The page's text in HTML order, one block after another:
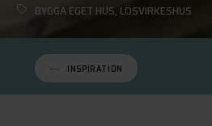
BYGGA EGET HUS, LÖSVIRKESHUS
INSPIRATION